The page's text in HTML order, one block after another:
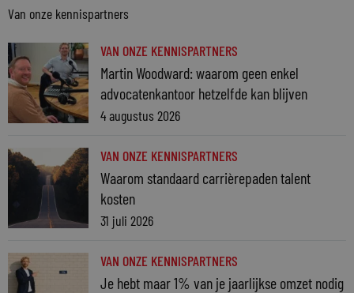
Van onze kennispartners
VAN ONZE KENNISPARTNERS
Martin Woodward: waarom geen enkel
advocatenkantoor hetzelfde kan blijven
4 augustus 2026
VAN ONZE KENNISPARTNERS
Waarom standaard carrièrepaden talent
kosten
31 juli 2026
VAN ONZE KENNISPARTNERS
Je hebt maar 1% van je jaarlijkse omzet nodig